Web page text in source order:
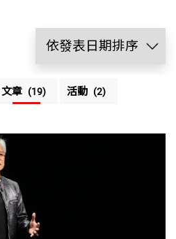
文章 (19) 活動 (2)